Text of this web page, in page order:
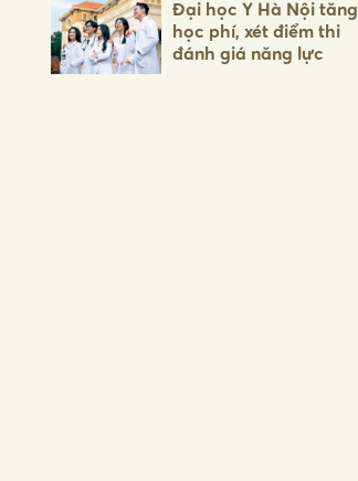
Đại học Y Hà Nội tăng
học phí, xét điểm thi
đánh giá năng lực